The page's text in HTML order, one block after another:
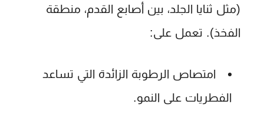
(مثل ثنايا الجلد، بين أصابع القدم، منطقة
الفخذ). تعمل على:
امتصاص الرطوبة الزائدة التي تساعد
الفطريات على النمو.